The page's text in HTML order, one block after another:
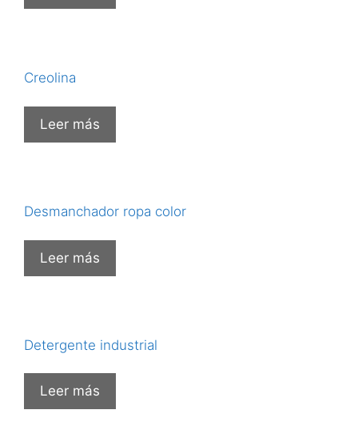
Creolina
Leer más
Desmanchador ropa color
Leer más
Detergente industrial
Leer más